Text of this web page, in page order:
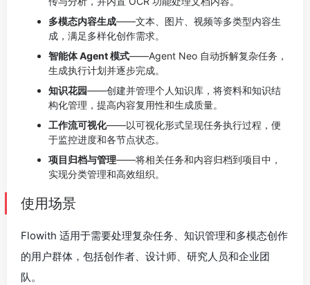
多模态内容生成——文本、图片、视频等多类型内容生
成，满足多样化创作需求。
智能体 Agent 模式——Agent Neo 自动拆解复杂任务，
生成执行计划并逐步完成。
知识花园——创建并管理个人知识库，将资料和知识结
构化管理，提高内容复用性和生成质量。
工作流可视化——以可视化形式呈现任务执行过程，便
于监控进度和各节点状态。
项目归档与管理——将相关任务和内容归档到项目中，
实现分类管理和高效组织。
使用场景
Flowith 适用于需要处理复杂任务、知识管理和多模态创作
的用户群体，包括创作者、设计师、研究人员和企业团
队。